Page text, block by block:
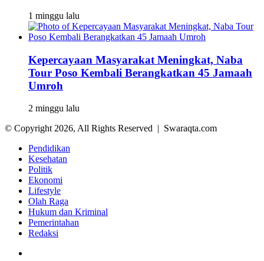
1 minggu lalu
Kepercayaan Masyarakat Meningkat, Naba
Tour Poso Kembali Berangkatkan 45 Jamaah
Umroh
2 minggu lalu
© Copyright 2026, All Rights Reserved | Swaraqta.com
Pendidikan
Kesehatan
Politik
Ekonomi
Lifestyle
Olah Raga
Hukum dan Kriminal
Pemerintahan
Redaksi